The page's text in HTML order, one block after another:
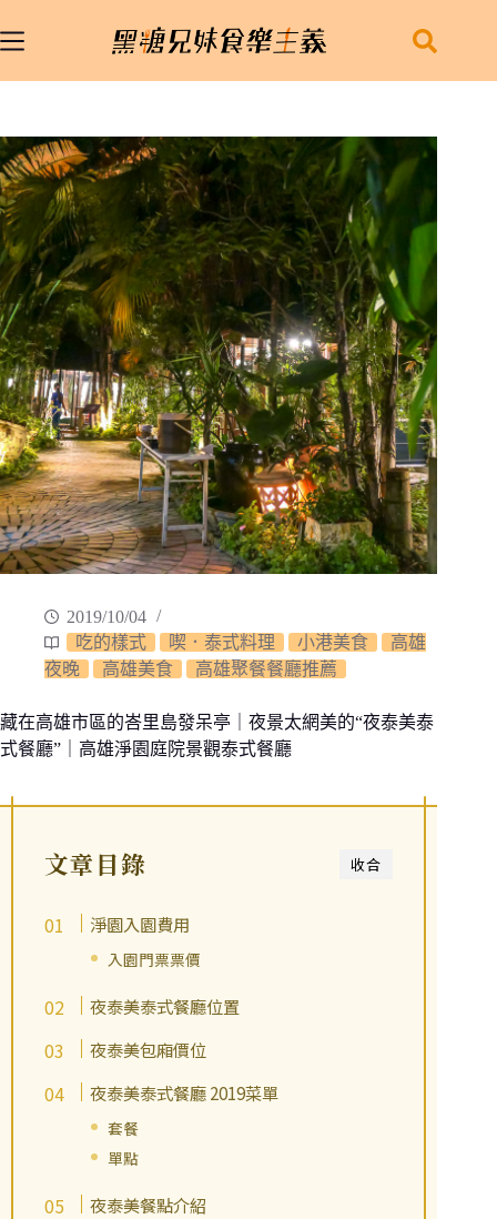
至
容
2019/10/04
吃的樣式
喫．泰式料理 小港美食
高雄
夜晚
高雄美食 高雄聚餐餐廳推薦
藏在高雄市區的峇里島發呆亭｜夜景太網美的“夜泰美泰
式餐廳”｜高雄淨園庭院景觀泰式餐廳
收合
文章目錄
淨園入園費用
入園門票票價
夜泰美泰式餐廳位置
夜泰美包廂價位
夜泰美泰式餐廳 2019菜單
套餐
單點
夜泰美餐點介紹